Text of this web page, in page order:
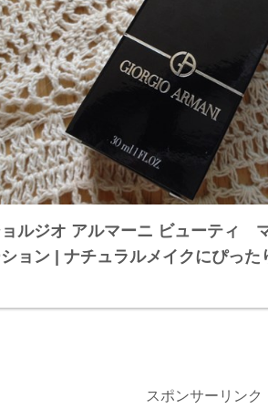
ルジオ アルマーニ ビューティ
ョン | ナチュラルメイクにぴった
スポンサーリンク